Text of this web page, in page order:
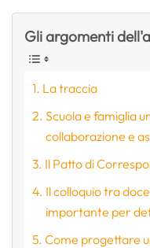
Gli argomenti
La traccia
Scuola e famiglia
collaborazione e
Il Patto di
Il colloquio tra
importante per
Come progettare